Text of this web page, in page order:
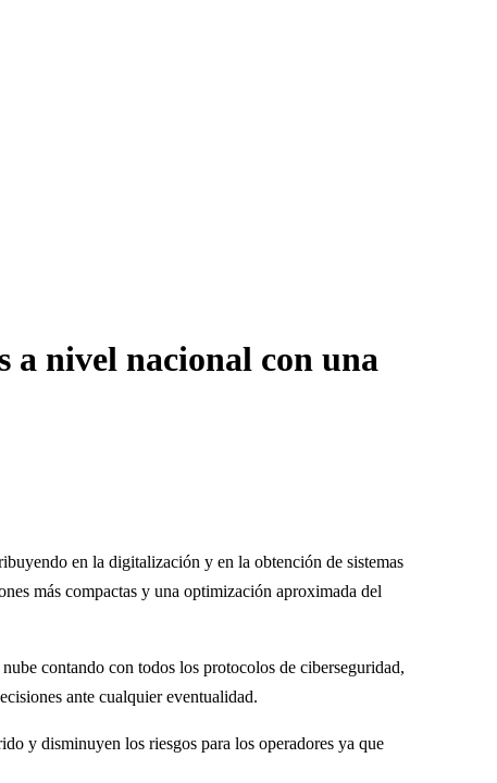
a nivel nacional con una
en la digitalización y en la obtención de sistemas
más compactas y una optimización aproximada del
contando con todos los protocolos de ciberseguridad,
ante cualquier eventualidad.
y disminuyen los riesgos para los operadores ya que